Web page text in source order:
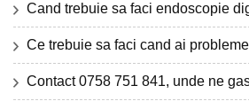
Cand trebuie sa faci endoscopie
Ce trebuie sa faci cand ai
Contact 0758 751 841, unde ne